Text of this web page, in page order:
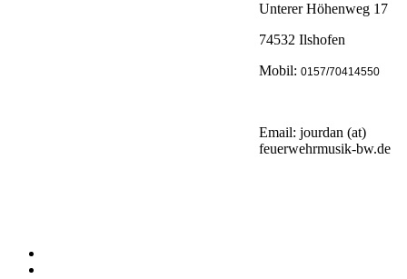
Unterer Höhenweg 17
74532 Ilshofen
Mobil: 0157/70414550
Email: jourdan (at)
feuerwehrmusik-bw.de